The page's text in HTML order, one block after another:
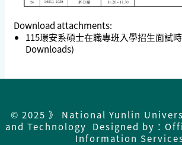
Download attachments:
115環安系碩士在職專班入學招生面試
Downloads)
© 2025 》 National Yunlin
and Technology Designed by：
Information